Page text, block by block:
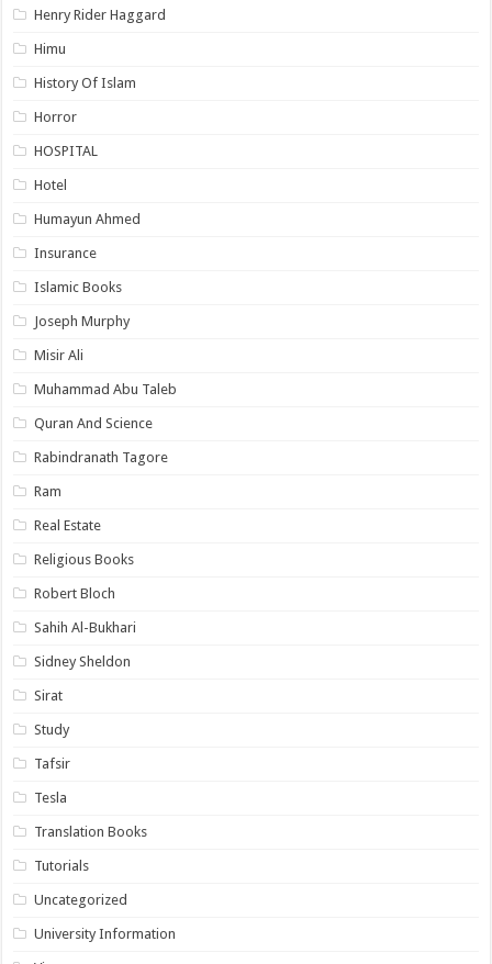
Henry Rider Haggard
Himu
History Of Islam
Horror
HOSPITAL
Hotel
Humayun Ahmed
Insurance
Islamic Books
Joseph Murphy
Misir Ali
Muhammad Abu Taleb
Quran And Science
Rabindranath Tagore
Ram
Real Estate
Religious Books
Robert Bloch
Sahih Al-Bukhari
Sidney Sheldon
Sirat
Study
Tafsir
Tesla
Translation Books
Tutorials
Uncategorized
University Information